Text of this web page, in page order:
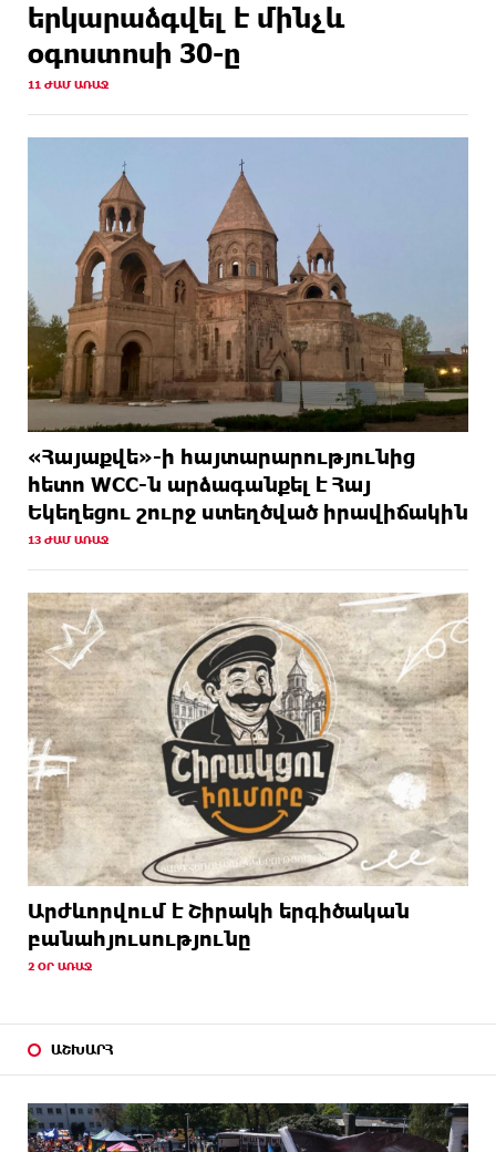
երկարաձգվել է մինչև
օգոստոսի 30-ը
11 ԺԱՄ ԱՌԱՋ
«Հայաքվե»-ի հայտարարությունից
հետո WCC-ն արձագանքել է Հայ
Եկեղեցու շուրջ ստեղծված իրավիճակին
13 ԺԱՄ ԱՌԱՋ
Արժևորվում է Շիրակի երգիծական
բանահյուսությունը
2 ՕՐ ԱՌԱՋ
ԱՇԽԱՐՀ